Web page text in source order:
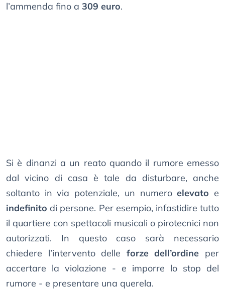
l’ammenda fino a 309 euro.
Si è dinanzi a un reato quando il rumore emesso
dal vicino di casa è tale da disturbare, anche
soltanto in via potenziale, un numeroelevato e
indefinito di persone. Per esempio, infastidire tutto
il quartiere con spettacoli musicali o pirotecnici non
autorizzati. In questo caso sarà necessario
chiedere l’intervento delle forze dell’ordine per
accertare la violazione - e imporre lo stop del
rumore - e presentare una querela.